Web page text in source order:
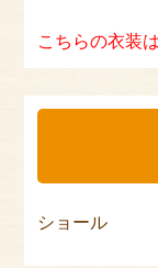
こちらの衣装
ショール